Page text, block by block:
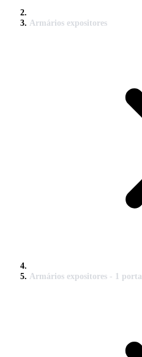
Armários expositores
Armários expositores - 1 porta